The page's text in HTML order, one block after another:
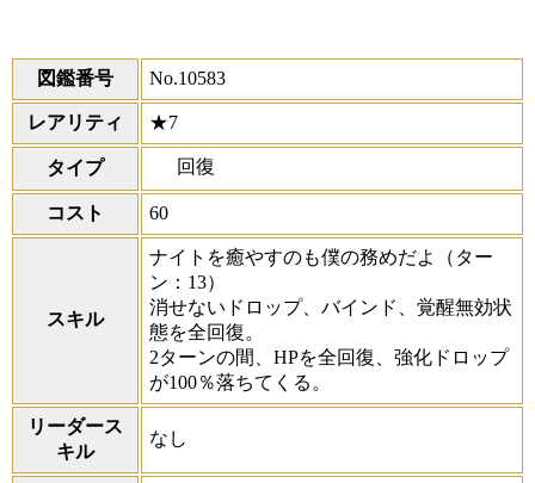
図鑑番号 No.10583
レアリティ ★7
タイプ 回復
コスト 60
スキル
ナイトを癒やすのも僕の務めだよ
（ター
ン：13）
消せないドロップ、バインド、覚醒無効状
態を全回復。
2ターンの間、HPを全回復、強化ドロップ
が100％落ちてくる。
リーダース
キル
なし